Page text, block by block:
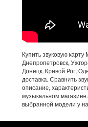
Купить звуковую
Днепропетровск,
Донецк, Кривой Рог,
доставка. Сравнить
описание,
музыкальном
выбранной модели у